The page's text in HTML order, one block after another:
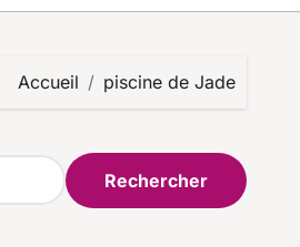
Accueil piscine de Jade